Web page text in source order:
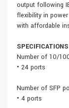
output following
flexibility in
with affordable
SPECIFICATIONS
Number of 10/
• 24 ports
Number of SFP
• 4 ports